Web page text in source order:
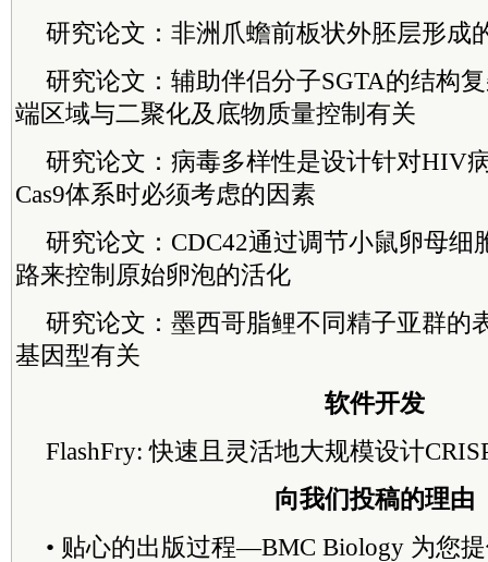
研究论文： 非洲爪蟾前板状外胚层形成
研究论文： 辅助伴侣分子SGTA的结构
端区域与二聚化及底物质量控制有关
研究论文： 病毒多样性是设计针对HIV
Cas9体系时必须考虑的因素
研究论文： CDC42通过调节小鼠卵母细
路来控制原始卵泡的活化
研究论文： 墨西哥脂鲤不同精子亚群的
基因型有关
软件开发
FlashFry: 快速且灵活地大规模设计
向我们投稿的理由
• 贴心的出版过程—BMC Biology 为您